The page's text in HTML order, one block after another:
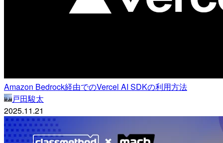
Amazon Bedrock経由でのVercel AI SDKの利用方法
戸田駿太
2025.11.21